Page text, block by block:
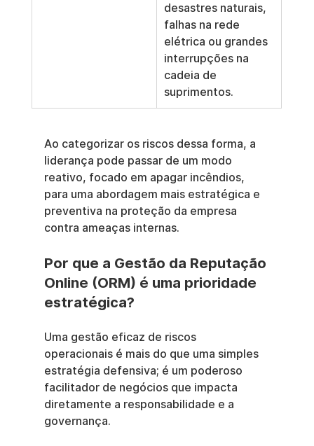
desastres naturais,
falhas na rede
elétrica ou grandes
interrupções na
cadeia de
suprimentos.
Ao categorizar os riscos dessa forma, a
liderança pode passar de um modo
reativo, focado em apagar incêndios,
para uma abordagem mais estratégica e
preventiva na proteção da empresa
contra ameaças internas.
Por que a Gestão da Reputação
Online (ORM) é uma prioridade
estratégica?
Uma gestão eficaz de riscos
operacionais é mais do que uma simples
estratégia defensiva; é um poderoso
facilitador de negócios que impacta
diretamente a responsabilidade e a
governança.